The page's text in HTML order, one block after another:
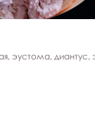
эустома, диантус,